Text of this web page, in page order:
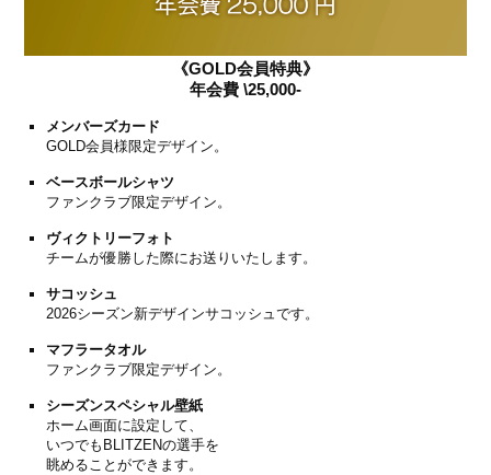
《GOLD会員特典》
年会費 \25,000-
メンバーズカード
GOLD会員様限定デザイン。
ベースボールシャツ
ファンクラブ限定デザイン。
ヴィクトリーフォト
チームが優勝した際にお送りいたします。
サコッシュ
2026シーズン新デザインサコッシュです。
マフラータオル
ファンクラブ限定デザイン。
シーズンスペシャル壁紙
ホーム画面に設定して、
いつでもBLITZENの選手を
眺めることができます。